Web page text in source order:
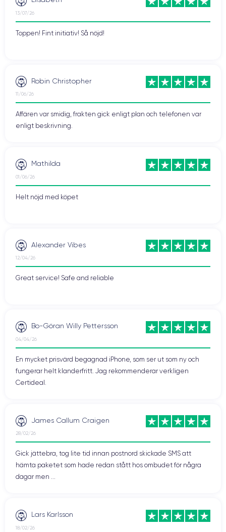
13/07/26
Toppen! Fint initiativ! Så nöjd!
Robin Christopher
11/06/26
Affären var smidig, frakten gick enligt plan och telefonen var
enligt beskrivning.
Mathilda
01/06/26
Helt nöjd med köpet
Alexander Vibes
12/04/26
Great service! Safe and reliable
Bo-Göran Willy Pettersson
04/04/26
En mycket prisvärd begagnad iPhone, som ser ut som ny och
fungerar helt klanderfritt. Jag rekommenderar verkligen
Certideal.
James Callum Craigen
28/02/26
Gick jättebra, tog lite tid innan postnord skickade SMS att
hämta paketet som hade redan stått hos ombudet för några
dagar men ...
Lars Karlsson
18/02/26